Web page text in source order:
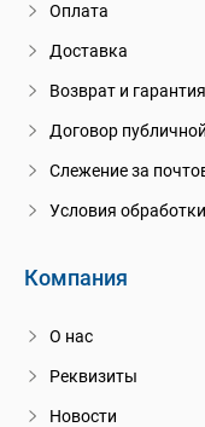
Оплата
Доставка
Возврат и гарантия
Договор
Слежение за
Условия
Компания
О нас
Реквизиты
Новости